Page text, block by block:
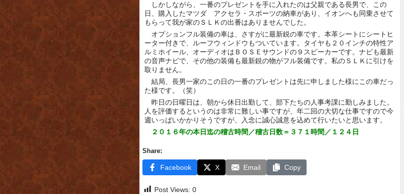
しかしながら、一番のプレゼントを手に入れたのは父親である長男で、この
日、購入したマツダ アクセラ・スポーツの納車があり、イオンへも同乗させて
もらって我が家のＳＬＫの出番はありませんでした。
オプションフル装備の車は、さすがに最新鋭の車です。本革シートにシートヒ
ーター付きで、ルーフウィンドウもついています。タイヤも２０インチの特性ア
ルミホイール、オーディオはＢＯＳＥサウンドの９スピーカーです。ナビも最新
の音声ナビで、その他の装備も最新鋭の物がフル装備です。私のＳＬＫに引けを
取りません。
結局、長男一家のこの日の一番のプレゼントは先に申しました様にこの車だっ
た様です。（笑）
昨日の日曜日は、朝から休日出勤して、部下たちの人事考課に勤しみました。
人を評価するというのは非常に難しい事ですが、年二回の大切な仕事ですので今
週いっぱいかかりそうですが、入念に誠心誠意を込めて行いたいと思います。
２０１６年の本日迄の稽古時間／稽古日数＝３７１時間／１２４日
Share:
Facebook X Email Copy
Post Views: 0